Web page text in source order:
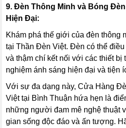
9. Đèn Thông Minh và Bóng
Hiện Đại:
Khám phá thế giới của đèn thông
tại Thần Đèn Việt. Đèn có thể
và thậm chí kết nối với các thiết bị
nghiệm ánh sáng hiện đại và tiện
Với sự đa dạng này, Cửa Hàng
Việt tại Bình Thuận hứa hẹn là
những người đam mê nghệ thuật
gian sống độc đáo và ấn tượng.